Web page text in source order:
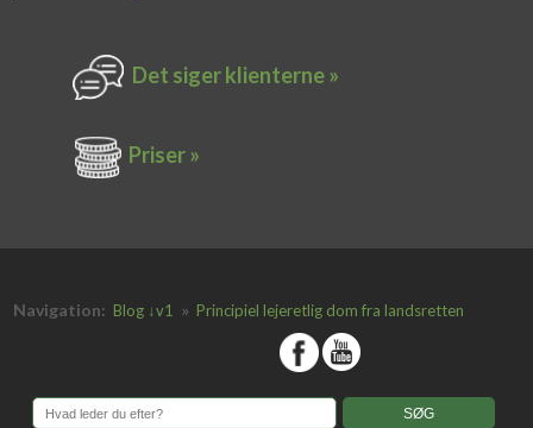
Det siger k​lienterne​ »
Priser »
Navigation: Blog ↓v1 » Principiel lejeretlig dom fra landsretten
​